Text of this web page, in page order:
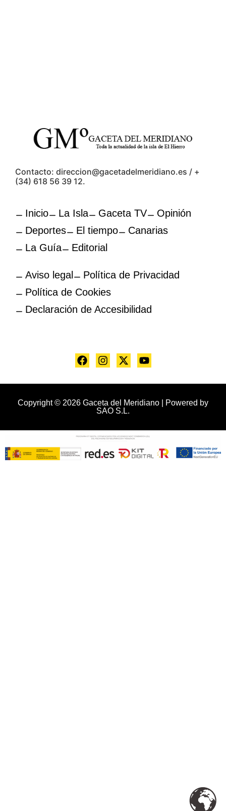
Contacto: direccion@gacetadelmeridiano.es / +
(34) 618 56 39 12.
Inicio La Isla Gaceta TV
Opinión
Deportes
El tiempo
Canarias
La Guía
Editorial
Aviso legal
Política de Privacidad
Política de Cookies
Declaración de Accesibilidad
Copyright © 2026 Gaceta del Meridiano | Powered by
SAO S.L.